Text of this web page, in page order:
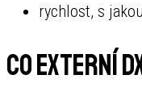
rychlost, s
Co externí